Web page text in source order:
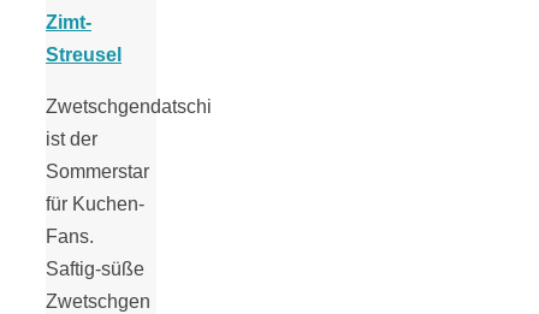
Zimt-
Streusel
Zwetschgendatschi
ist der
Sommerstar
für Kuchen-
Fans.
Saftig-süße
Zwetschgen